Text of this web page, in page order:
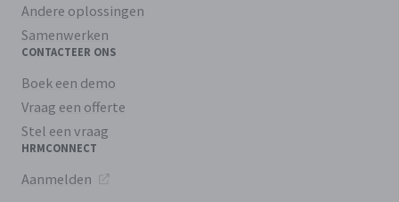
Andere oplossingen
Samenwerken
CONTACTEER ONS
Boek een demo
Vraag een offerte
Stel een vraag
HRMCONNECT
Aanmelden